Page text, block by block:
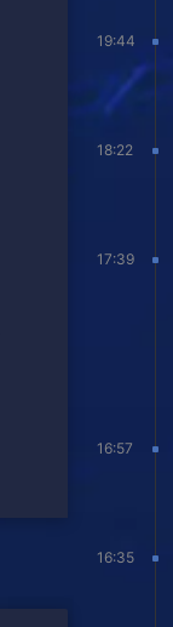
19:44
18:22
17:39
16:57
16:35